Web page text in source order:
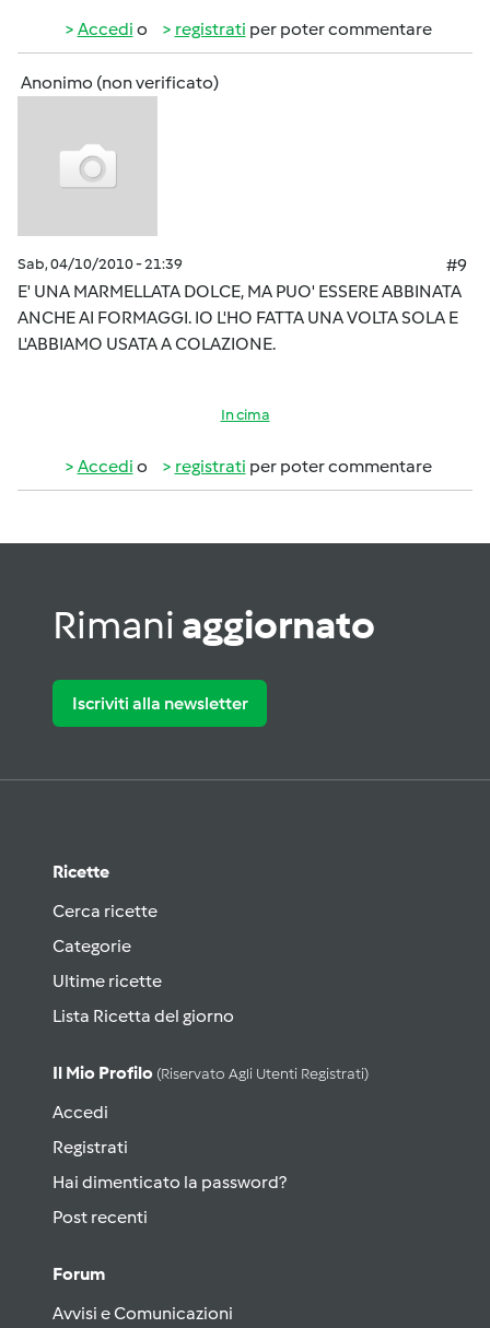
Accedi o registrati per poter commentare
Anonimo (non verificato)
Sab, 04/10/2010 - 21:39
#9
E' UNA MARMELLATA DOLCE, MA PUO' ESSERE ABBINATA
ANCHE AI FORMAGGI. IO L'HO FATTA UNA VOLTA SOLA E
L'ABBIAMO USATA A COLAZIONE.
In cima
Accedi o registrati per poter commentare
Rimani aggiornato
Iscriviti alla newsletter
Ricette
Cerca ricette
Categorie
Ultime ricette
Lista Ricetta del giorno
Il Mio Profilo (riservato Agli Utenti Registrati)
Accedi
Registrati
Hai dimenticato la password?
Post recenti
Forum
Avvisi e Comunicazioni